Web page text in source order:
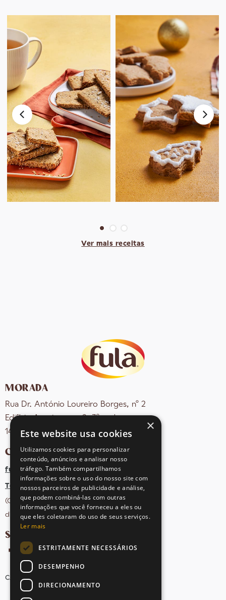
Ver mais receitas
MORADA
Rua Dr. António Loureiro Borges, nº 2
Edifício Arquiparque 2, 3º andar
1495-131 Algés - Portugal
CONTACTOS
fula@sovena.pt
Tel: +351 21 412 93 36
(Chamada para rede fixa nacional;
dias úteis das 10h às 17h)
SIGA-NOS NAS REDES SOCIAIS
CANDIDATURAS
×
Este website usa cookies
Utilizamos cookies para personalizar
conteúdo, anúncios e analisar nosso
tráfego. Também compartilhamos
informações sobre o uso do nosso site com
nossos parceiros de publicidade e análise,
que podem combiná-las com outras
informações que você forneceu a eles ou
que eles coletaram do uso de seus serviços.
Ler mais
ESTRITAMENTE NECESSÁRIOS
DESEMPENHO
DIRECIONAMENTO